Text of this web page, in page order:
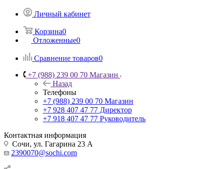
Личный кабинет
Корзина0
Отложенные0
Сравнение товаров0
+7 (988) 239 00 70 Магазин
Назад
Телефоны
+7 (988) 239 00 70 Магазин
+7 928 407 47 77 Директор
+7 918 407 47 77 Руководитель
Контактная информация
Сочи, ул. Гагарина 23 А
2390070@sochi.com